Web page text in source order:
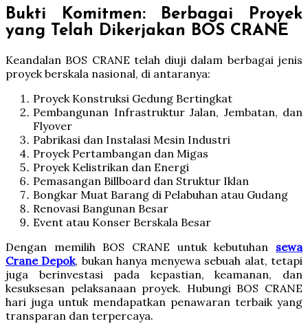
Bukti Komitmen: Berbagai Proyek
yang Telah Dikerjakan BOS CRANE
Keandalan BOS CRANE telah diuji dalam berbagai jenis
proyek berskala nasional, di antaranya:
Proyek Konstruksi Gedung Bertingkat
Pembangunan Infrastruktur Jalan, Jembatan, dan
Flyover
Pabrikasi dan Instalasi Mesin Industri
Proyek Pertambangan dan Migas
Proyek Kelistrikan dan Energi
Pemasangan Billboard dan Struktur Iklan
Bongkar Muat Barang di Pelabuhan atau Gudang
Renovasi Bangunan Besar
Event atau Konser Berskala Besar
Dengan memilih BOS CRANE untuk kebutuhan sewa
Crane Depok, bukan hanya menyewa sebuah alat, tetapi
juga berinvestasi pada kepastian, keamanan, dan
kesuksesan pelaksanaan proyek. Hubungi BOS CRANE
hari juga untuk mendapatkan penawaran terbaik yang
transparan dan terpercaya.